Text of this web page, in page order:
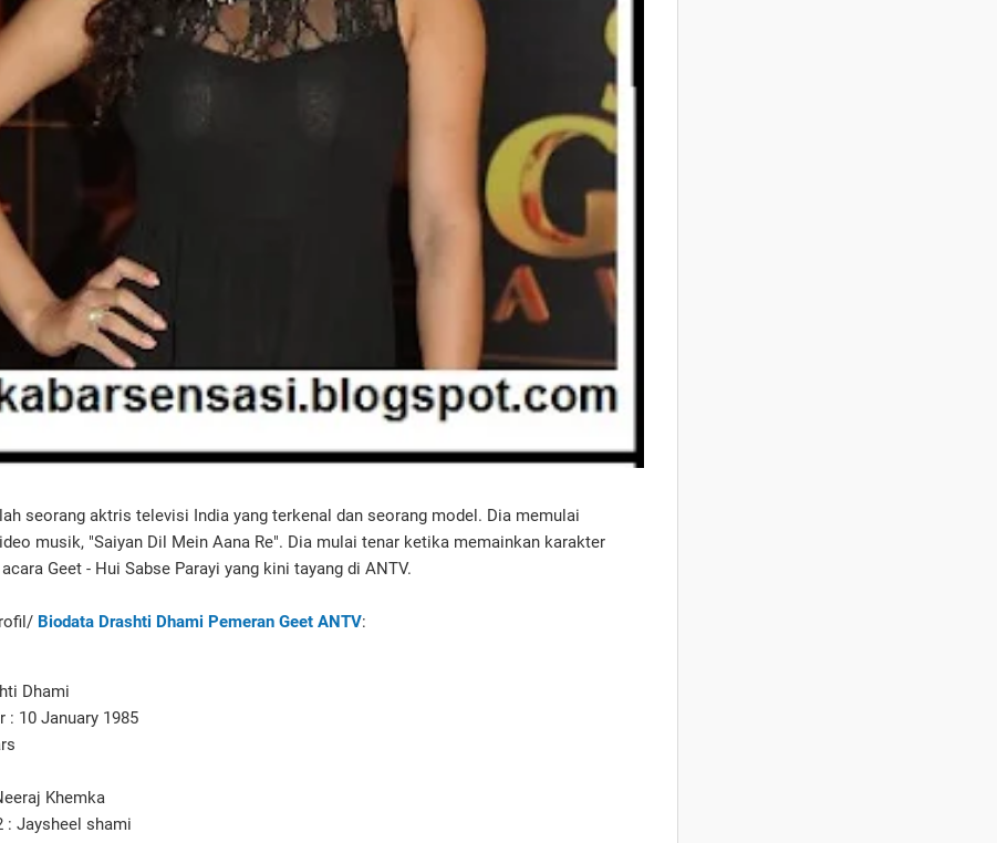
seorang aktris televisi India yang terkenal dan seorang model. Dia memulai
musik, "Saiyan Dil Mein Aana Re". Dia mulai tenar ketika memainkan karakter
Geet - Hui Sabse Parayi yang kini tayang di ANTV.
Biodata Drashti Dhami Pemeran Geet ANTV:
Dhami
: 10 January 1985
Khemka
: Jaysheel shami